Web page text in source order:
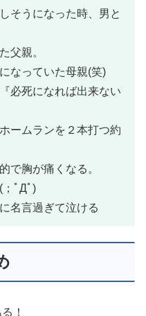
そうになった時、男と
父親。
なっていた母親(笑)
必死になれば出来ない
ームランを２本打つ約
で胸が痛くなる。
；ﾟДﾟ)
名言過ぎて泣ける
！